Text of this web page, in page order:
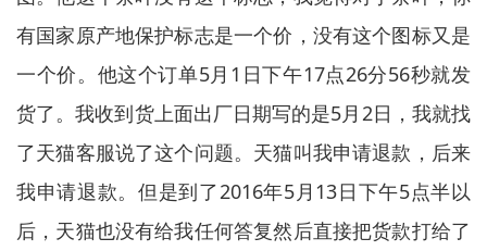
有国家原产地保护标志是一个价，没有这个图标又是
一个价。他这个订单5月1日下午17点26分56秒就发
货了。我收到货上面出厂日期写的是5月2日，我就找
了天猫客服说了这个问题。天猫叫我申请退款，后来
我申请退款。但是到了2016年5月13日下午5点半以
后，天猫也没有给我任何答复然后直接把货款打给了